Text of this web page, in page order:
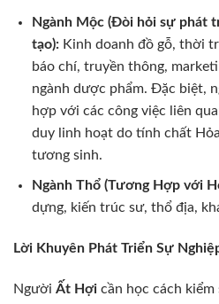
Ngành Mộc (Đòi hỏi sự phát
tạo):Kinh doanh đồ gỗ, thời
báo chí, truyền thông,
ngành dược phẩm. Đặc biệt,
hợp với các công việc liên
duy linh hoạt do tính chất
tương sinh.
Ngành Thổ (Tương Hợp với
dựng, kiến trúc sư, thổ địa,
Lời Khuyên Phát Triển Sự
Người Ất Hợi cần học cách kiểm